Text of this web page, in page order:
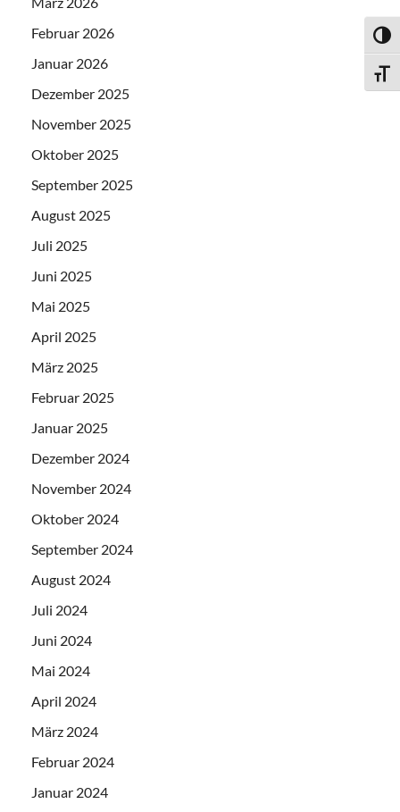
Februar 2026
Januar 2026
Dezember 2025
November 2025
Oktober 2025
September 2025
August 2025
Juli 2025
Juni 2025
Mai 2025
April 2025
März 2025
Februar 2025
Januar 2025
Dezember 2024
November 2024
Oktober 2024
September 2024
August 2024
Juli 2024
Juni 2024
Mai 2024
April 2024
März 2024
Februar 2024
Januar 2024